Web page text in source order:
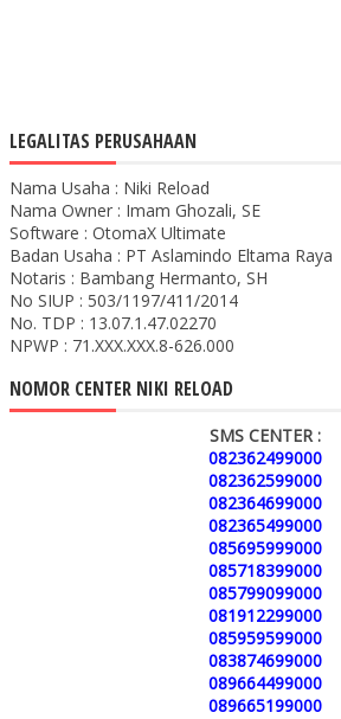
LEGALITAS PERUSAHAAN
Nama Usaha : Niki Reload
Nama Owner : Imam Ghozali, SE
Software : OtomaX Ultimate
Badan Usaha : PT Aslamindo Eltama Raya
Notaris : Bambang Hermanto, SH
No SIUP : 503/1197/411/2014
No. TDP : 13.07.1.47.02270
NPWP : 71.XXX.XXX.8-626.000
NOMOR CENTER NIKI RELOAD
SMS CENTER :
082362499000
082362599000
082364699000
082365499000
085695999000
085718399000
085799099000
081912299000
085959599000
083874699000
089664499000
089665199000